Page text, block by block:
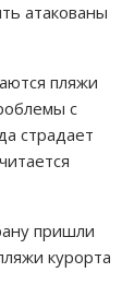
атакованы
пляжи
с
страдает
пришли
курорта